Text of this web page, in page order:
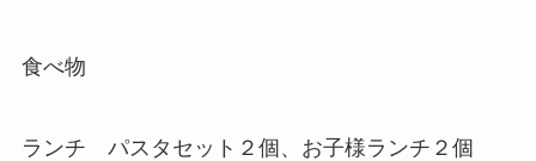
食べ物
ランチ パスタセット２個、お子様ランチ２個